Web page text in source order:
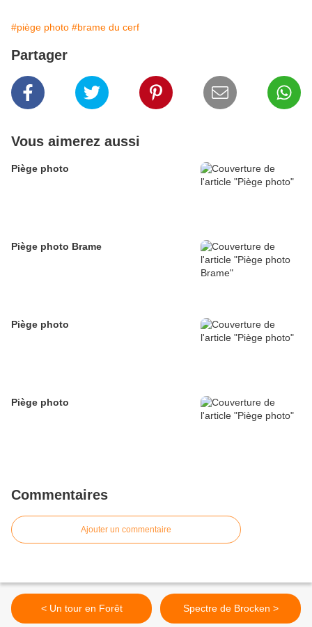
#piège photo #brame du cerf
Partager
Vous aimerez aussi
Piège photo
Piège photo Brame
Piège photo
Piège photo
Commentaires
Ajouter un commentaire
< Un tour en Forêt Spectre de Brocken >